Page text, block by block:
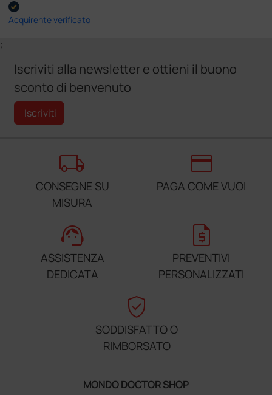
Acquirente verificato
;
Iscriviti alla newsletter e ottieni il buono
sconto di benvenuto
Iscriviti
local_shipping
CONSEGNE SU
MISURA
credit_card
PAGA COME VUOI
support_agent
ASSISTENZA
DEDICATA
request_quote
PREVENTIVI
PERSONALIZZATI
verified_user
SODDISFATTO O
RIMBORSATO
MONDO DOCTOR SHOP